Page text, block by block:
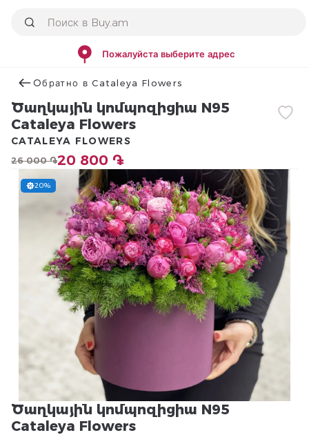
Пожалуйста выберите адрес
Օбратно в Cataleya Flowers
Ծաղկային կոմպոզիցիա N95
Cataleya Flowers
26 000 ֏20 800 ֏
CATALEYA FLOWERS
20%
Ծաղկային կոմպոզիցիա N95
Cataleya Flowers